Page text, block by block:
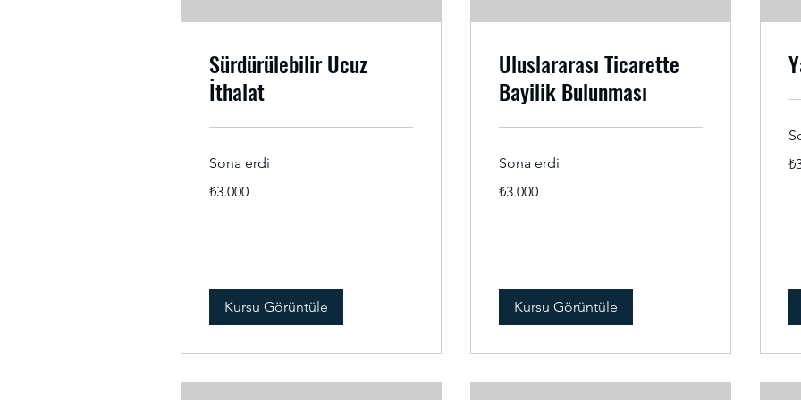
Sürdürülebilir Ucuz
İthalat
Sona erdi
Türk
₺3.000
Kursu Görüntüle
Uluslararası Ticarette
Bayilik Bulunması
Sona erdi
Türk
₺3.000
Kursu Görüntüle